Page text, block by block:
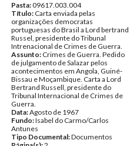
Pasta:09617.003.004
Título: Carta enviada pelas
organizações democratas
portuguesas do Brasil a Lord bertrand
Russel, presidente do Tribunal
Intrenacional de Crimes de Guerra.
Assunto: Crimes de Guerra. Pedido
de julgamento de Salazar pelos
acontecimentos em Angola, Guiné-
Bissau e Moçambique. Carta a Lord
Bertrand Russell, presidente do
Tribunal Internacional de Crimes de
Guerra.
Data:Agosto de 1967
Fundo:Isabel do Carmo/Carlos
Antunes
Tipo Documental:Documentos
Página(s):2